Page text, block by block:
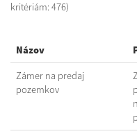
kritériám: 476)
Názov
Zámer na predaj
pozemkov